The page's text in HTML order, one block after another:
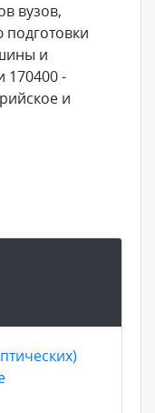
вузов,
и
170400 -
и